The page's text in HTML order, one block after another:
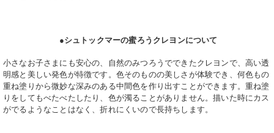
●シュトックマーの蜜ろうクレヨンについて
小さなお子さまにも安心の、自然のみつろうでできたクレヨンで、 高い透
明感と美しい発色が特徴です。 色そのものの美しさが体験でき、何色もの
重ね塗りから微妙な深みのある中間色を作り出すことができます。 重ね塗
りをしてもべたべたしたり、色が濁ることがありません。描いた時にカス
がでるようなことはなく、折れにくいので長持ちします。